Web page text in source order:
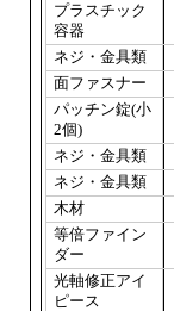
プラスチック
容器
ネジ・金具類
面ファスナー
パッチン錠(小
2個)
ネジ・金具類
ネジ・金具類
木材
等倍ファイン
ダー
光軸修正アイ
ピース